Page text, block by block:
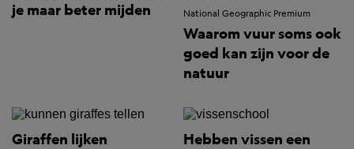
je maar beter mijden
National Geographic Premium
Waarom vuur soms ook
goed kan zijn voor de
natuur
Giraffen lijken
Hebben vissen een